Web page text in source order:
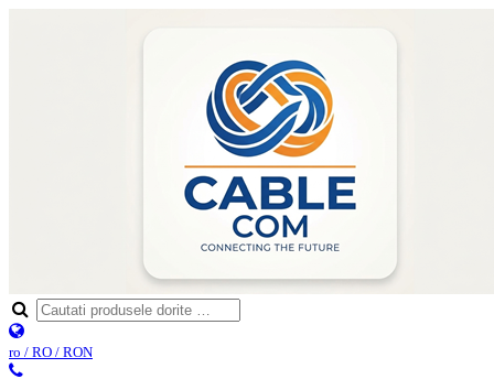
ro / RO / RON